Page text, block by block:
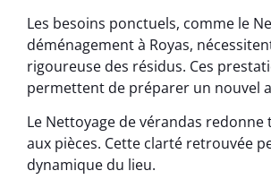
Les besoins ponctuels, comme le
déménagement à Royas,
rigoureuse des résidus. Ces
permettent de préparer un nouvel
Le Nettoyage de vérandas
aux pièces. Cette clarté retrouvée
dynamique du lieu.